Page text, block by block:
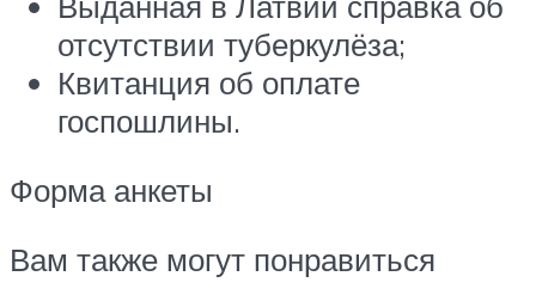
отсутствии туберкулёза;
Квитанция об оплате
госпошлины.
Форма анкеты
Вам также могут понравиться